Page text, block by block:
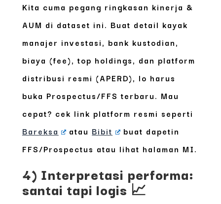
Kita cuma pegang ringkasan kinerja &
AUM di dataset ini. Buat detail kayak
manajer investasi, bank kustodian,
biaya (fee), top holdings, dan platform
distribusi resmi (APERD), lo harus
buka Prospectus/FFS terbaru. Mau
cepat? cek link platform resmi seperti
Bareksa
atau Bibit
buat dapetin
FFS/Prospectus atau lihat halaman MI.
4) Interpretasi performa:
santai tapi logis 📈